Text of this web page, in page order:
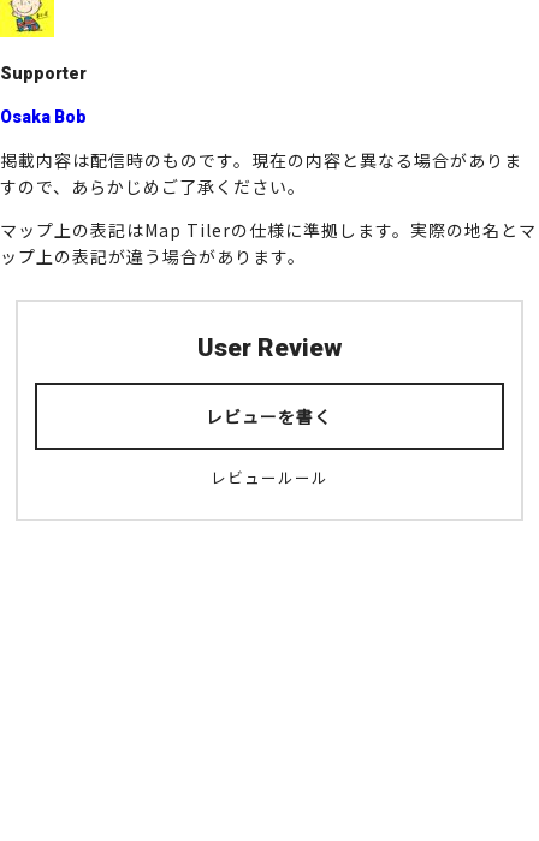
k
Supporter
Osaka Bob
掲載内容は配信時のものです。現在の内容と異なる場合がありま
すので、あらかじめご了承ください。
マップ上の表記はMap Tilerの仕様に準拠します。実際の地名とマ
ップ上の表記が違う場合があります。
User Review
レビューを書く
レビュールール